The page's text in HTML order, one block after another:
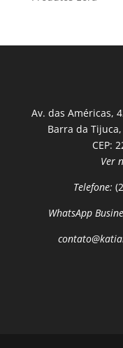
Av. das Américas,
Barra da Tijuca,
CEP:
Ver
Telefone:
WhatsApp